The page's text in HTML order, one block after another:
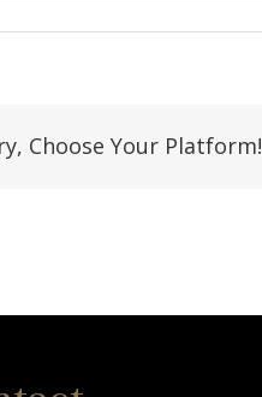
Choose Your Platform!